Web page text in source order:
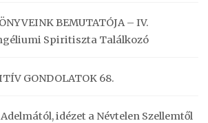
BEMUTATÓJA – IV.
Spiritiszta Találkozó
GONDOLATOK 68.
idézet a Névtelen Szellemtől